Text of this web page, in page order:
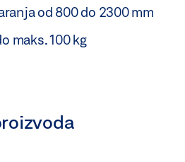
od 800 do 2300 mm
maks. 100 kg